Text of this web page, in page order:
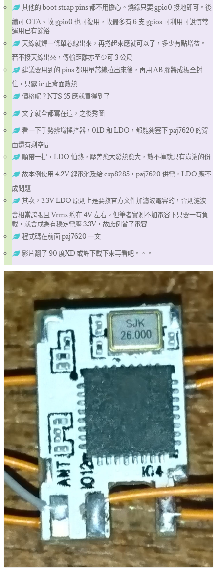
其他的 boot strap pins 都不用擔心。燒錄只要 gpio0 接地即可。後
續可 OTA。故 gpio0 也可復用，故最多有 6 支 gpios 可利用可說慣常
運用已有餘裕
天線就焊一條單芯線出來，再捲起來應就可以了，多少有點增益。
若不接天線出來，傳輸距離亦至少可 3 公尺
建議要用到的 pins 都用單芯線拉出來後，再用 AB 膠將成板全封
住，只露 ic 正背面散熱
價格呢？NT$ 35 應就買得到了
文字就全都寫在這，之後秀圖
看一下手勢辨識搖控器，01D 和 LDO，都能夠塞下 paj7620 的背
面還有剩空間
順帶一提，LDO 怕熱，壓差愈大發熱愈大，散不掉就只有崩潰的份
故本例使用 4.2V 鋰電池及給 esp8285，paj7620 供電，LDO 應不
成問題
其次，3.3V LDO 原則上是要按官方文件加濾波電容的，否則漣波
會相當誇張且 Vrms 約在 4V 左右。但筆者實測不加電容下只要一有負
載，就會成為有穩定電壓 3.3V，故此例省了電容
程式碼在前面 paj7620 一文
影片翻了 90 度XD 或許下載下來再看吧。。。